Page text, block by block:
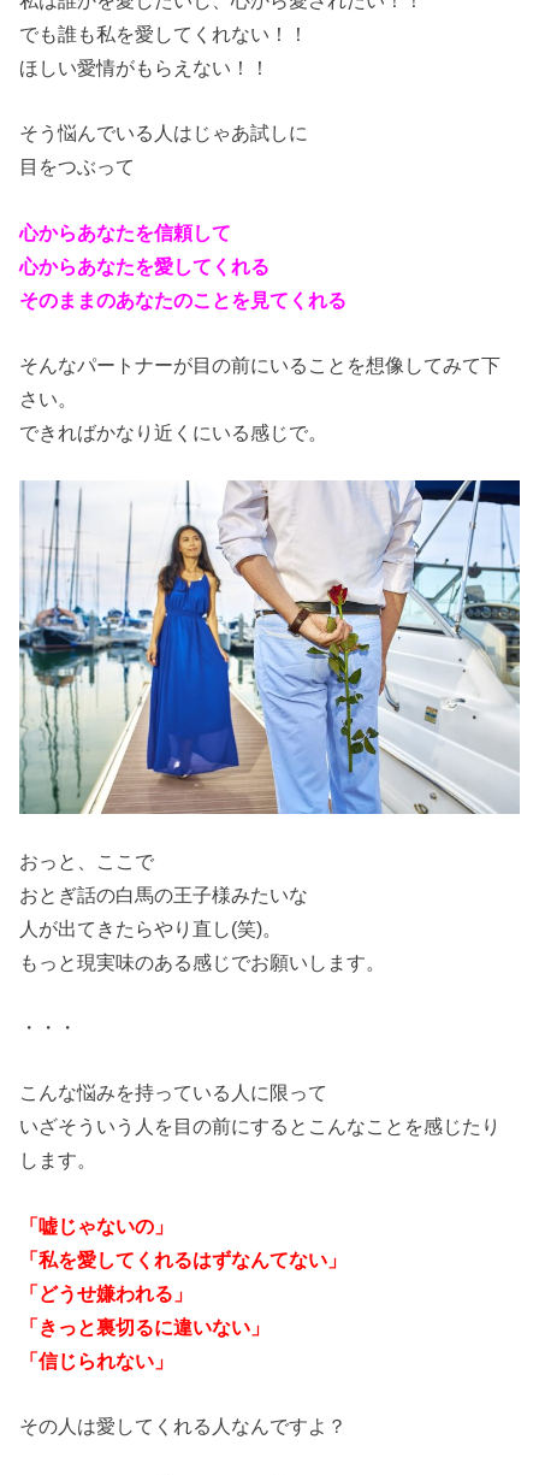
でも誰も私を愛してくれない！！
ほしい愛情がもらえない！！
そう悩んでいる人はじゃあ試しに
目をつぶって
心からあなたを信頼して
心からあなたを愛してくれる
そのままのあなたのことを見てくれる
そんなパートナーが目の前にいることを想像してみて下
さい。
できればかなり近くにいる感じで。
おっと、ここで
おとぎ話の白馬の王子様みたいな
人が出てきたらやり直し(笑)。
もっと現実味のある感じでお願いします。
・・・
こんな悩みを持っている人に限って
いざそういう人を目の前にするとこんなことを感じたり
します。
「嘘じゃないの」
「私を愛してくれるはずなんてない」
「どうせ嫌われる」
「きっと裏切るに違いない」
「信じられない」
その人は愛してくれる人なんですよ？